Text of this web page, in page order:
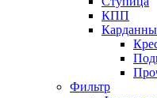
КПП
Фильтр